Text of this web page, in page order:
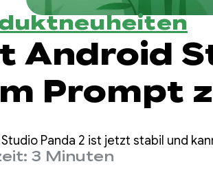
Android
Prompt
Panda 2 ist jetzt stabil und
3 Minuten